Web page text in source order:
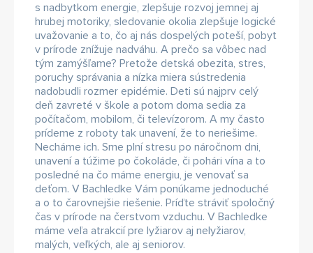
s nadbytkom energie, zlepšuje rozvoj jemnej aj
hrubej motoriky, sledovanie okolia zlepšuje logické
uvažovanie a to, čo aj nás dospelých poteší, pobyt
v prírode znížuje nadváhu. A prečo sa vôbec nad
tým zamýšľame? Pretože detská obezita, stres,
poruchy správania a nízka miera sústredenia
nadobudli rozmer epidémie. Deti sú najprv celý
deň zavreté v škole a potom doma sedia za
počítačom, mobilom, či televízorom. A my často
prídeme z roboty tak unavení, že to neriešime.
Necháme ich. Sme plní stresu po náročnom dni,
unavení a túžime po čokoláde, či pohári vína a to
posledné na čo máme energiu, je venovať sa
deťom. V Bachledke Vám ponúkame jednoduché
a o to čarovnejšie riešenie. Príďte stráviť spoločný
čas v prírode na čerstvom vzduchu. V Bachledke
máme veľa atrakcií pre lyžiarov aj nelyžiarov,
malých, veľkých, ale aj seniorov.